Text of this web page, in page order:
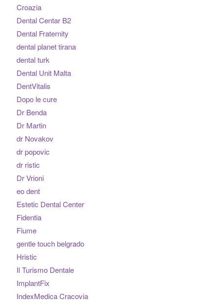
Croazia
Dental Centar B2
Dental Fraternity
dental planet tirana
dental turk
Dental Unit Malta
DentVitalis
Dopo le cure
Dr Benda
Dr Martin
dr Novakov
dr popovic
dr ristic
Dr Vrioni
eo dent
Estetic Dental Center
Fidentia
Fiume
gentle touch belgrado
Hristic
Il Turismo Dentale
ImplantFix
IndexMedica Cracovia